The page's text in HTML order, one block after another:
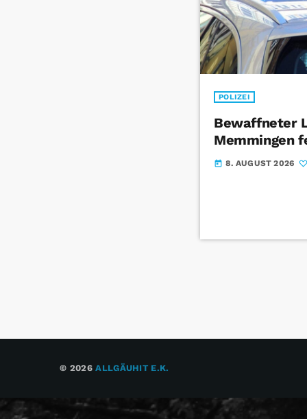
POLIZEI
Bewaffneter
Memmingen
today 8. AUGUST 2026
© 2026ALLGÄUHIT E.K.